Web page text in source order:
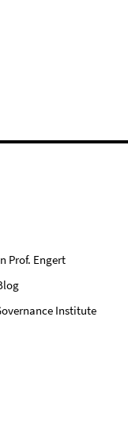
Prof. Engert
Institute